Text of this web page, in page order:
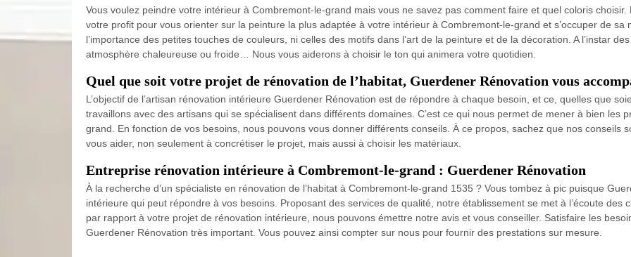
Vous voulez peindre votre intérieur à Combremont-le-grand mais vous ne savez pas comment faire et quel coloris
votre profit pour vous orienter sur la peinture la plus adaptée à votre intérieur à Combremont-le-grand et s’occuper de sa
l’importance des petites touches de couleurs, ni celles des motifs dans l’art de la peinture et de la décoration. A l’instar
atmosphère chaleureuse ou froide… Nous vous aiderons à choisir le ton qui animera votre quotidien.
Quel que soit votre projet de rénovation de l’habitat, Guerdener Rénovation vous
L’objectif de l’artisan rénovation intérieure Guerdener Rénovation est de répondre à chaque besoin, et ce, quelles que
travaillons avec des artisans qui se spécialisent dans différents domaines. C’est ce qui nous permet de mener à bien les
grand. En fonction de vos besoins, nous pouvons vous donner différents conseils. À ce propos, sachez que nos conseils
vous aider, non seulement à concrétiser le projet, mais aussi à choisir les matériaux.
Entreprise rénovation intérieure à Combremont-le-grand : Guerdener Rénovation
À la recherche d’un spécialiste en rénovation de l’habitat à Combremont-le-grand 1535 ? Vous tombez à pic puisque
intérieure qui peut répondre à vos besoins. Proposant des services de qualité, notre établissement se met à l’écoute des
par rapport à votre projet de rénovation intérieure, nous pouvons émettre notre avis et vous conseiller. Satisfaire les
Guerdener Rénovation très important. Vous pouvez ainsi compter sur nous pour fournir des prestations sur mesure.